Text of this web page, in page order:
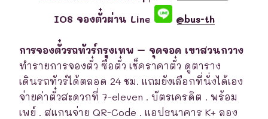
IOS จองตั๋วผ่าน Line
@bus-th
การจองตั๋วรถทัวร์กรุงเทพ – จุดจอด เขาสวนกวาง
ทำรายการจองตั๋ว ซื้อตั๋ว เช็คราคาตั๋ว ดูตาราง
เดินรถทัวร์ได้ตลอด 24 ชม. แถมยังเลือกที่นั่งได้เอง
จ่ายค่าตั๋วสะดวกที่ 7-eleven . บัตรเครดิต . พร้อม
เพย์ . สแกนจ่าย QR-Code . แอปธนาคาร K+ ลอง